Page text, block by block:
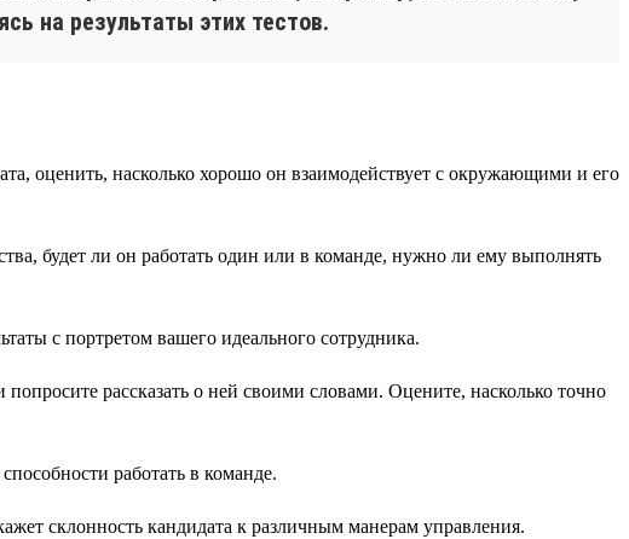
на результаты этих тестов.
оценить, насколько хорошо он взаимодействует с окружающими и его
будет ли он работать один или в команде, нужно ли ему выполнять
с портретом вашего идеального сотрудника.
попросите рассказать о ней своими словами. Оцените, насколько точно
работать в команде.
склонность кандидата к различным манерам управления.